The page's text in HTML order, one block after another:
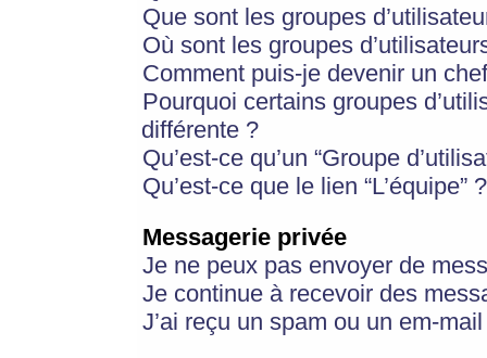
Que sont les groupes
Où sont les groupes
Comment puis-je devenir un
Pourquoi certains groupes
différente ?
Qu’est-ce qu’un “Groupe
Qu’est-ce que le lien “L’équipe” ?
Messagerie privée
Je ne peux pas envoyer de
Je continue à recevoir des
J’ai reçu un spam ou un em-